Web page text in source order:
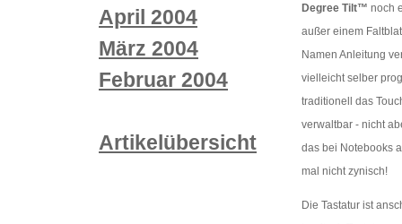
Degree Tilt™ noch
außer einem
Namen Anleitung
vielleicht selber
traditionell das
verwaltbar - nicht
das bei Notebooks
mal nicht zynisch!
Die Tastatur ist
April 2004
März 2004
Februar 2004
Artikelübersicht